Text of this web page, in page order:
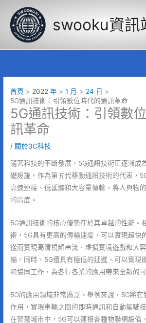
swooku資訊
首頁 2022 年 1 月
24 日
5G通訊技術：引領數位時代的通訊革命
5G通訊技術：引領數
訊革命
/ 關於3C科技
隨著科技的不斷發展，5G通訊技術正逐漸成
礎設施。作為第五代移動通訊技術的代表，
高速連接、低延遲和大容量傳輸，將人與物
的高度。
5G通訊技術的核心優勢在於其卓越的性能。
術，5G具有更高的傳輸速度，可以實現超快
從而實現高清視頻串流、虛擬實境遊戲和大
輸。同時，5G還具有極低的延遲，可以實現
和協同工作，為各行各業的應用帶來全新的可
5G的應用領域非常廣泛。舉例來說，5G將
作用，實現車輛之間的即時通訊和自動駕駛
在智慧城市中，5G可以連接各種物聯網設備